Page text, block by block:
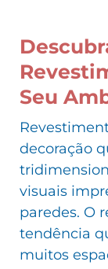
Seu
decoração
visuais
paredes. O
tendência
muitos